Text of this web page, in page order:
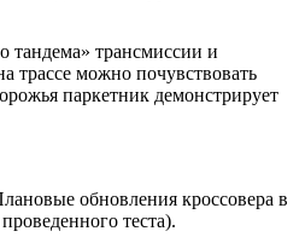
тандема» трансмиссии и
трассе можно почувствовать
паркетник демонстрирует
обновления кроссовера в
теста).